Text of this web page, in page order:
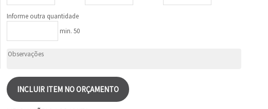
Informe outra quantidade
min. 50
INCLUIR ITEM NO ORÇAMENTO